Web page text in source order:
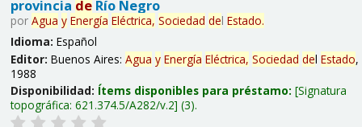
provincia deRío Negro
por Agua y Energía Eléctrica, Sociedad del Estado.
Idioma: Español
Editor: Buenos Aires: Agua y Energía Eléctrica, Sociedad del Estado,
1988
Disponibilidad: Ítems disponibles para préstamo: Signatura
topográfica: 621.374.5/A282/v.2 (3).